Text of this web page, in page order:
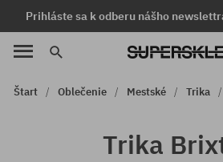
Prihláste sa k odberu nášho
Štart Oblečenie Mestské Trika
Trika